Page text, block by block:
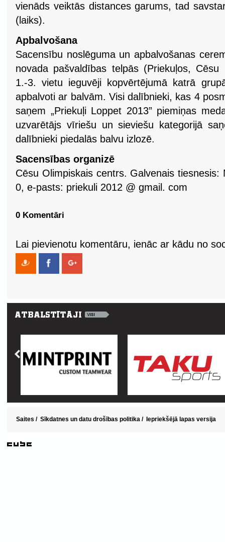
vienāds veiktās distances garums, tad
(laiks).
Apbalvošana
Sacensību noslēguma un apbalvošanas
novada pašvaldības telpās (Priekuļos,
1.-3. vietu ieguvēji kopvērtējumā katrā
apbalvoti ar balvām. Visi dalībnieki, kas 4
saņem „Priekuļi Loppet 2013” piemiņas
uzvarētājs vīriešu un sieviešu kategorijā
dalībnieki piedalās balvu izlozē.
Sacensības organizē
Cēsu Olimpiskais centrs. Galvenais
0, e-pasts: priekuli 2012 @ gmail. com
0 Komentāri
Lai pievienotu komentāru, ienāc ar kādu no
Saites / Sīkdatnes un datu drošības politika / Iepriekšējā lapas versija